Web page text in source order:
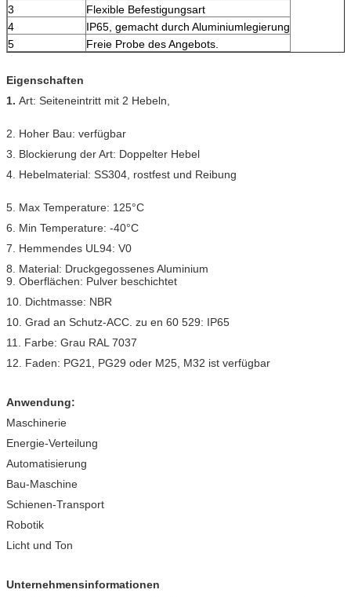
3
Flexible Befestigungsart
4
IP65, gemacht durch Aluminiumlegierung
5
Freie Probe des Angebots.
Eigenschaften
1. Art: Seiteneintritt mit 2 Hebeln,
2. Hoher Bau: verfügbar
3. Blockierung der Art: Doppelter Hebel
4. Hebelmaterial: SS304, rostfest und Reibung
5. Max Temperature: 125°C
6. Min Temperature: -40°C
7. Hemmendes UL94: V0
8. Material: Druckgegossenes Aluminium
9. Oberflächen: Pulver beschichtet
10. Dichtmasse: NBR
10. Grad an Schutz-ACC. zu en 60 529: IP65
11. Farbe: Grau RAL 7037
12. Faden: PG21, PG29 oder M25, M32 ist verfügbar
Anwendung:
Maschinerie
Energie-Verteilung
Automatisierung
Bau-Maschine
Schienen-Transport
Robotik
Licht und Ton
Unternehmensinformationen